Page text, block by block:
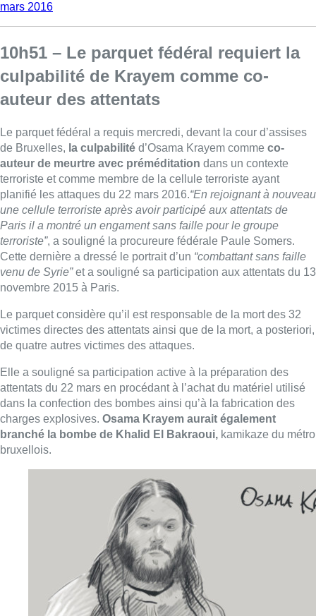
mars 2016
10h51 – Le parquet fédéral requiert la
culpabilité de Krayem comme co-
auteur des attentats
Le parquet fédéral a requis mercredi, devant la cour d’assises
de Bruxelles, la culpabilité d’Osama Krayem comme co-
auteur de meurtre avec préméditation dans un contexte
terroriste et comme membre de la cellule terroriste ayant
planifié les attaques du 22 mars 2016.“En rejoignant à nouveau
une cellule terroriste après avoir participé aux attentats de
Paris il a montré un engament sans faille pour le groupe
terroriste”, a souligné la procureure fédérale Paule Somers.
Cette dernière a dressé le portrait d’un “combattant sans faille
venu de Syrie”et a souligné sa participation aux attentats du 13
novembre 2015 à Paris.
Le parquet considère qu’il est responsable de la mort des 32
victimes directes des attentats ainsi que de la mort, a posteriori,
de quatre autres victimes des attaques.
Elle a souligné sa participation active à la préparation des
attentats du 22 mars en procédant à l’achat du matériel utilisé
dans la confection des bombes ainsi qu’à la fabrication des
charges explosives. Osama Krayem aurait également
branché la bombe de Khalid El Bakraoui, kamikaze du métro
bruxellois.